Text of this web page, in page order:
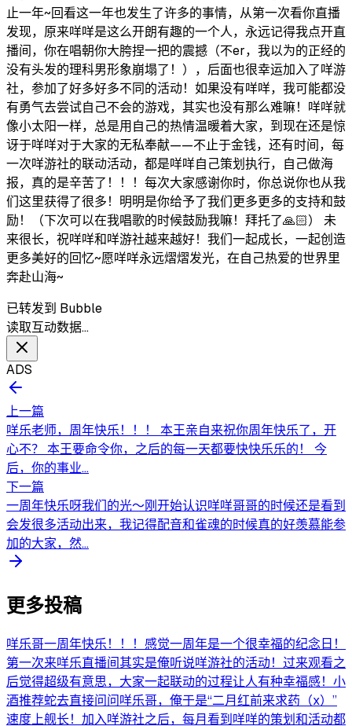
止一年~回看这一年也发生了许多的事情，从第一次看你直播
发现，原来咩咩是这么开朗有趣的一个人，永远记得我点开直
播间，你在唱朝你大胯捏一把的震撼（不er，我以为的正经的
没有头发的理科男形象崩塌了！），后面也很幸运加入了咩游
社，参加了好多好多不同的活动！如果没有咩咩，我可能都没
有勇气去尝试自己不会的游戏，其实也没有那么难嘛！咩咩就
像小太阳一样，总是用自己的热情温暖着大家，到现在还是惊
讶于咩咩对于大家的无私奉献——不止于金钱，还有时间，每
一次咩游社的联动活动，都是咩咩自己策划执行，自己做海
报，真的是辛苦了！！！每次大家感谢你时，你总说你也从我
们这里获得了很多！明明是你给予了我们更多更多的支持和鼓
励！（下次可以在我唱歌的时候鼓励我嘛！拜托了🙏🏻） 未
来很长，祝咩咩和咩游社越来越好！我们一起成长，一起创造
更多美好的回忆~愿咩咩永远熠熠发光，在自己热爱的世界里
奔赴山海~
已转发到 Bubble
读取互动数据…
ADS
上一篇
咩乐老师，周年快乐！！！ 本王亲自来祝你周年快乐了，开
心不？ 本王要命令你，之后的每一天都要快快乐乐的！ 今
后，你的事业...
下一篇
一周年快乐呀我们的光～刚开始认识咩咩哥哥的时候还是看到
会发很多活动出来，我记得配音和雀魂的时候真的好羡慕能参
加的大家，然...
更多投稿
咩乐哥一周年快乐！！！感觉一周年是一个很幸福的纪念日！
第一次来咩乐直播间其实是俺听说咩游社的活动！过来观看之
后觉得超级有意思，大家一起联动的过程让人有种幸福感！小
酒推荐蛇去直接问问咩乐哥，俺于是“二月红前来求药（x）”
速度上舰长！加入咩游社之后，每月看到咩咩的策划和活动都